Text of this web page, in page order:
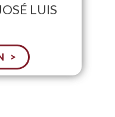
LUIS